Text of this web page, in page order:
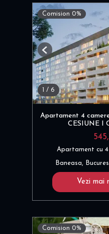
Comision 0%
/ 6
Previous
Apartament 4
CESIUNE I
Apartament cu
Baneasa,
Vezi mai
Comision 0%